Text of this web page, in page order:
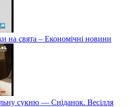
на свята – Економічні новини
сукню — Сніданок. Весілля